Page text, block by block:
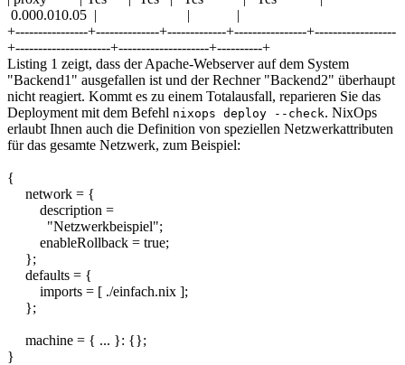
0.000.010.05 | | |
+----------------+--------------+-------------+----------------+------------------
+---------------------+--------------------+----------+
Listing 1 zeigt, dass der Apache-Webserver auf dem System
"Backend1" ausgefallen ist und der Rechner "Backend2" überhaupt
nicht reagiert. Kommt es zu einem Totalausfall, reparieren Sie das
Deployment mit dem Befehl nixops deploy --check. NixOps
erlaubt Ihnen auch die Definition von speziellen Netzwerkattributen
für das gesamte Netzwerk, zum Beispiel:
{
network = {
description =
"Netzwerkbeispiel";
enableRollback = true;
};
defaults = {
imports = [ ./einfach.nix ];
};
machine = { ... }: {};
}